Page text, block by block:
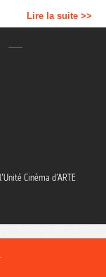
Lire la suite >>
Cinéma d’ARTE